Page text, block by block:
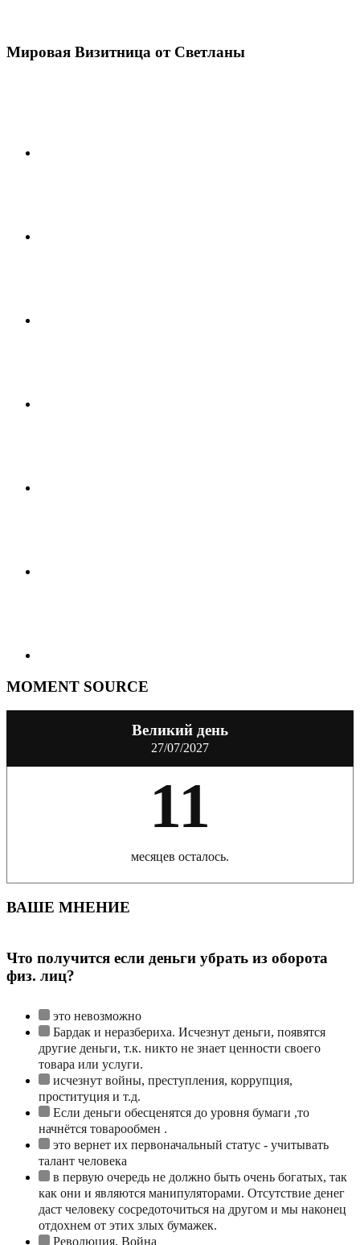
Мировая Визитница от Светланы
MOMENT SOURCE
Великий день
27/07/2027
11
месяцев осталось.
ВАШЕ МНЕНИЕ
Что получится если деньги убрать из оборота
физ. лиц?
это невозможно
Бардак и неразбериха. Исчезнут деньги, появятся
другие деньги, т.к. никто не знает ценности своего
товара или услуги.
исчезнут войны, преступления, коррупция,
проституция и т.д.
Если деньги обесценятся до уровня бумаги ,то
начнётся товарообмен .
это вернет их первоначальный статус - учитывать
талант человека
в первую очередь не должно быть очень богатых, так
как они и являются манипуляторами. Отсутствие денег
даст человеку сосредоточиться на другом и мы наконец
отдохнем от этих злых бумажек.
Революция, Война